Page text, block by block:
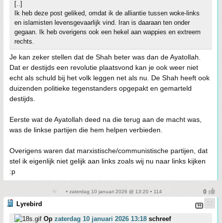
[..]
Ik heb deze post geliked, omdat ik de alliantie tussen woke-links
en islamisten levensgevaarlijk vind. Iran is daaraan ten onder
gegaan. Ik heb overigens ook een hekel aan wappies en extreem
rechts.
Je kan zeker stellen dat de Shah beter was dan de Ayatollah.
Dat er destijds een revolutie plaatsvond kan je ook weer niet
echt als schuld bij het volk leggen net als nu. De Shah heeft ook
duizenden politieke tegenstanders opgepakt en gemarteld
destijds.
Eerste wat de Ayatollah deed na die terug aan de macht was,
was de linkse partijen die hem helpen verbieden.
Overigens waren dat marxistische/communistische partijen, dat
stel ik eigenlijk niet gelijk aan links zoals wij nu naar links kijken
:p
• zaterdag 10 januari 2026 @ 13:20 • 114
Lyrebird
Op zaterdag 10 januari 2026 13:18 schreef